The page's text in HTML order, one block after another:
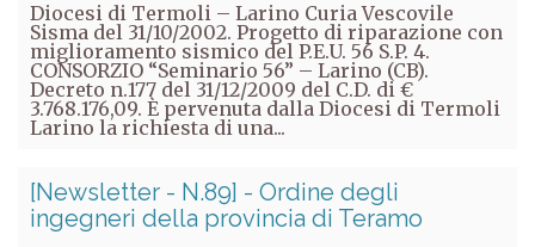
Diocesi di Termoli – Larino Curia Vescovile
Sisma del 31/10/2002. Progetto di riparazione con
miglioramento sismico del P.E.U. 56 S.P. 4.
CONSORZIO “Seminario 56” – Larino (CB).
Decreto n.177 del 31/12/2009 del C.D. di €
3.768.176,09. È pervenuta dalla Diocesi di Termoli
Larino la richiesta di una...
[Newsletter - N.89] - Ordine degli
ingegneri della provincia di Teramo